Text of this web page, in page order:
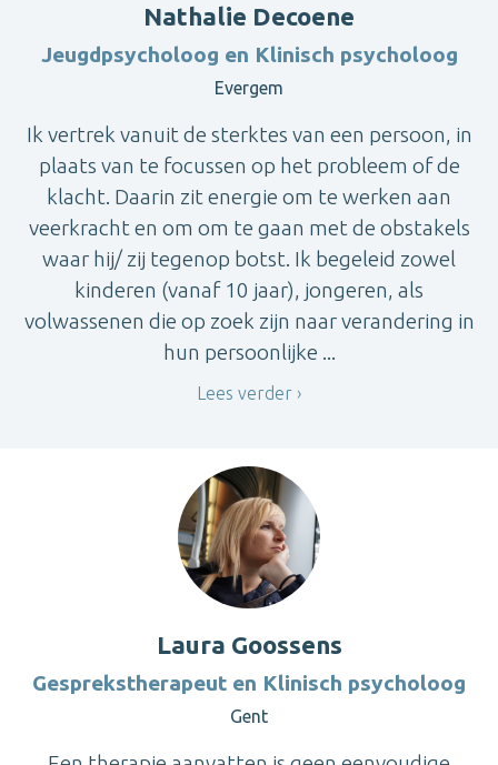
Nathalie Decoene
Jeugdpsycholoog en Klinisch psycholoog
Evergem
Ik vertrek vanuit de sterktes van een persoon, in
plaats van te focussen op het probleem of de
klacht. Daarin zit energie om te werken aan
veerkracht en om om te gaan met de obstakels
waar hij/ zij tegenop botst. Ik begeleid zowel
kinderen (vanaf 10 jaar), jongeren, als
volwassenen die op zoek zijn naar verandering in
hun persoonlijke ...
Lees verder
Laura Goossens
Gesprekstherapeut en Klinisch psycholoog
Gent